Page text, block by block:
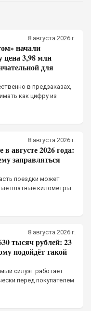
8 августа 2026 г.
начали
цена 3,98 млн
для
в предзаказах,
как цифру из
8 августа 2026 г.
августе 2026 года:
заправляться
поездки может
платные километры
8 августа 2026 г.
тысяч рублей: 23
подойдёт такой
силуэт работает
перед покупателем